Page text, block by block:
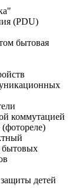
(PDU)
бытовая
коммутацией
бытовых
детей